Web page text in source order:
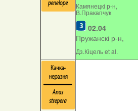
Камянецкі р-н,
В.Пракапчук
02.04
Пружанскі р-н,
Дз.Кіцель et al.